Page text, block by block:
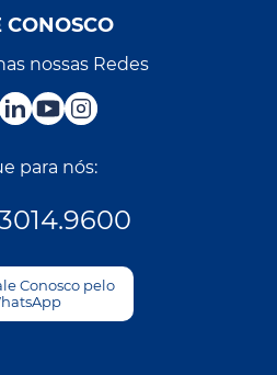
CONOSCO
nossas Redes
para nós:
Conosco pelo